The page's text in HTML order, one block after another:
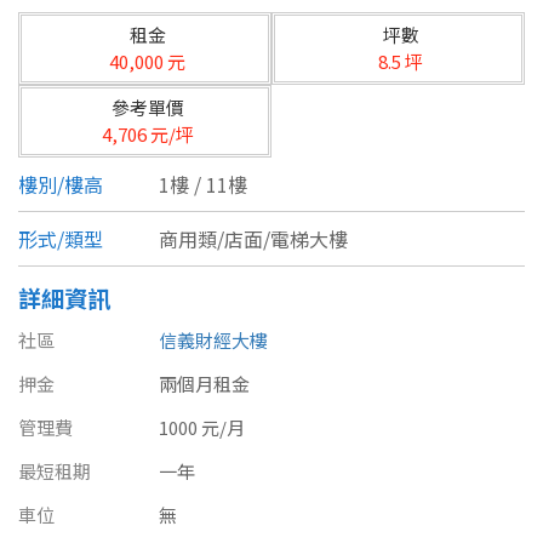
基隆市
新北市
宜蘭縣
桃園市
新竹市
新竹縣
苗栗縣
台中市
類型(可複選)
不拘 公寓 電梯大樓 套房
辦公
廠辦 倉庫
坪數
租金
40,000 元
坪數
8.5 坪
參考單價
4,706 元/坪
樓別/樓高
1樓 / 11樓
形式/類型
商用類/店面/電梯大樓
詳細資訊
社區
信義財經大樓
押金
兩個月租金
管理費
1000 元/月
最短租期
一年
車位
無